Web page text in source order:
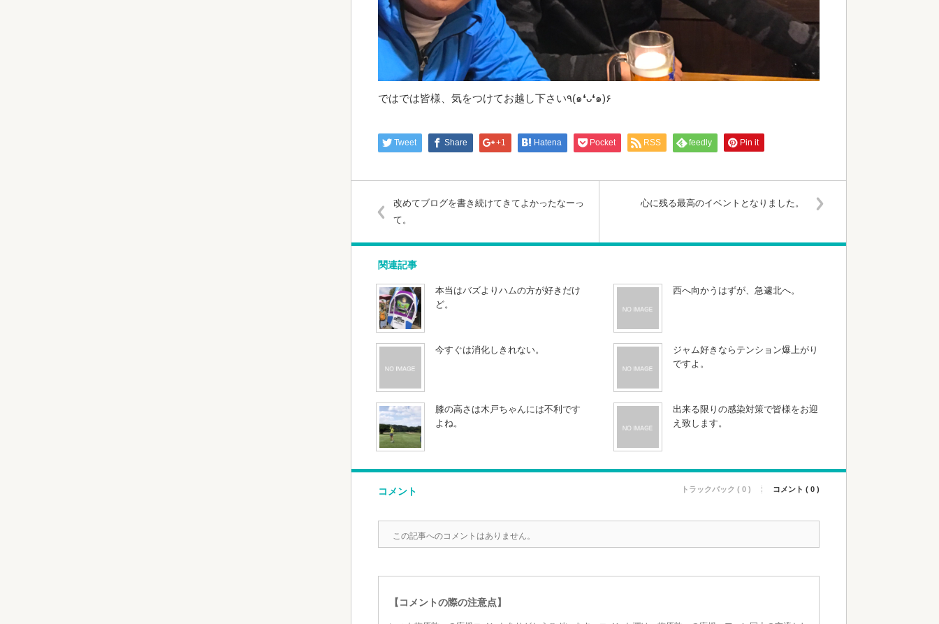
ではでは皆様、気をつけてお越し下さい٩(๑❛ᴗ❛๑)۶
Tweet Share +1 Hatena Pocket RSS feedly Pin it
改めてブログを書き続けてきてよかったなーっ
て。
心に残る最高のイベントとなりました。
関連記事
本当はバズよりハムの方が好きだけ
ど。
西へ向かうはずが、急遽北へ。
今すぐは消化しきれない。
ジャム好きならテンション爆上がり
ですよ。
膝の高さは木戸ちゃんには不利です
よね。
出来る限りの感染対策で皆様をお迎
え致します。
コメント トラックバック ( 0 ) コメント ( 0 )
この記事へのコメントはありません。
【コメントの際の注意点】